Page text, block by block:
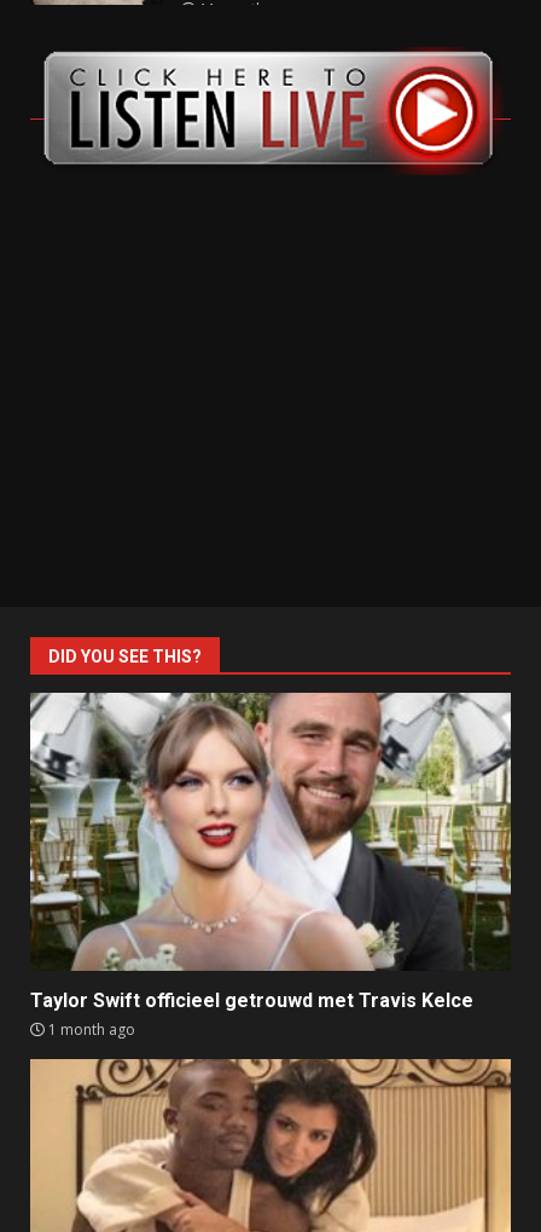
11 months ago
DID YOU SEE THIS?
Taylor Swift officieel getrouwd met Travis Kelce
1 month ago